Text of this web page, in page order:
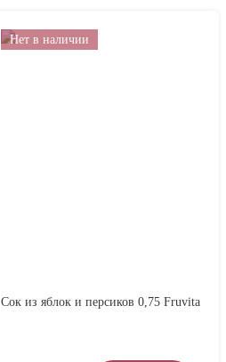
Нет в наличии
Сок из яблок и персиков 0,75 Fruvita